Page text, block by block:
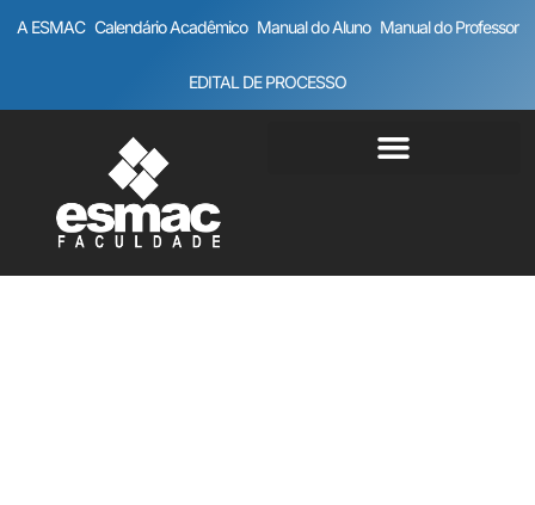
A ESMAC Calendário Acadêmico Manual do Aluno Manual do Professor
EDITAL DE PROCESSO